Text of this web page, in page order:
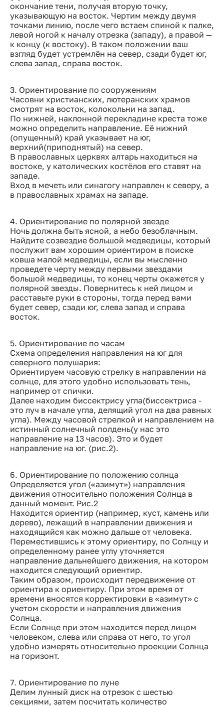
окончание тени, получая вторую точку,
указывающую на восток. Чертим между двумя
точками линию, после чего встаем спиной к палке,
левой ногой к началу отрезка (западу), а правой —
к концу (к востоку). В таком положении ваш
взгляд будет устремлён на север, сзади будет юг,
слева запад, справа восток.
3. Ориентирование по сооружениям
Часовни христианских, лютеранских храмов
смотрят на восток, колокольни на запад.
По нижней, наклонной перекладине креста тоже
можно определить направление. Её нижний
(опущенный) край указывает на юг,
верхний(приподнятый) на север.
В православных церквях алтарь находиться на
востоке, у католических костёлов его ставят на
западе.
Вход в мечеть или синагогу направлен к северу, а
в православных храмах на западе.
4. Ориентирование по полярной звезде
Ночь должна быть ясной, а небо безоблачным.
Найдите созвездие большой медведицы, который
послужит вам хорошим ориентиром в поиске
ковша малой медведицы, если вы мысленно
проведете черту между первыми звездами
большой медведицы, то конец черты окажется у
полярной звезды. Повернитесь к ней лицом и
расставьте руки в стороны, тогда перед вами
будет север, сзади юг, слева запад и справа
восток.
5. Ориентирование по часам
Схема определения направления на юг для
северного полушария:
Ориентируем часовую стрелку в направлении на
солнце, для этого удобно использовать тень,
например от спички.
Далее находим биссектрису угла(биссектриса -
это луч в начале угла, делящий угол на два равных
угла). Между часовой стрелкой и направлением на
истинный солнечный полдень(у нас это
направление на 13 часов). Это и будет
направление на юг. (рис.2).
6. Ориентирование по положению солнца
Определяется угол («азимут») направления
движения относительно положения Солнца в
данный момент. Рис.2
Находится ориентир (например, куст, камень или
дерево), лежащий в направлении движения и
находящийся как можно дальше от человека.
Переместившись к этому ориентиру, по Солнцу и
определенному ранее углу уточняется
направление дальнейшего движения, на котором
находится следующий ориентир.
Таким образом, происходит передвижение от
ориентира к ориентиру. При этом время от
времени вносятся корректировки в «азимут» с
учетом скорости и направления движения
Солнца.
Если Солнце при этом находится перед лицом
человеком, слева или справа от него, то угол
удобно измерять относительно проекции Солнца
на горизонт.
7. Ориентирование по луне
Делим лунный диск на отрезок с шестью
секциями, затем посчитать количество